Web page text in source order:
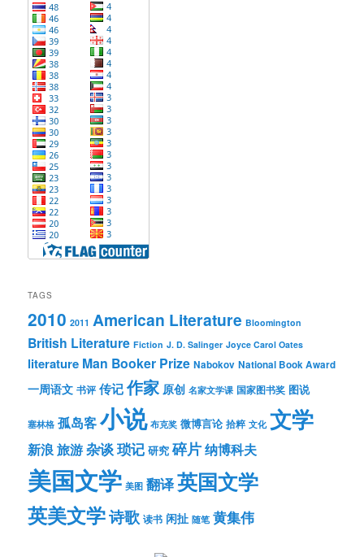
TAGS
2010 2011 American Literature Bloomington
British Literature Fiction J. D. Salinger Joyce Carol Oates
literature Man Booker Prize Nabokov National Book Award
一周语文 书评 传记作家 原创 名家文学课 国家图书奖 图说
塞林格 孤岛客小说 布克奖 微博言论 拾粹 文化 文学
新浪旅游杂谈琐记 研究 碎片纳博科夫
美国文学 美图 翻译英国文学
英美文学诗歌 读书 闲扯 随笔 黄集伟